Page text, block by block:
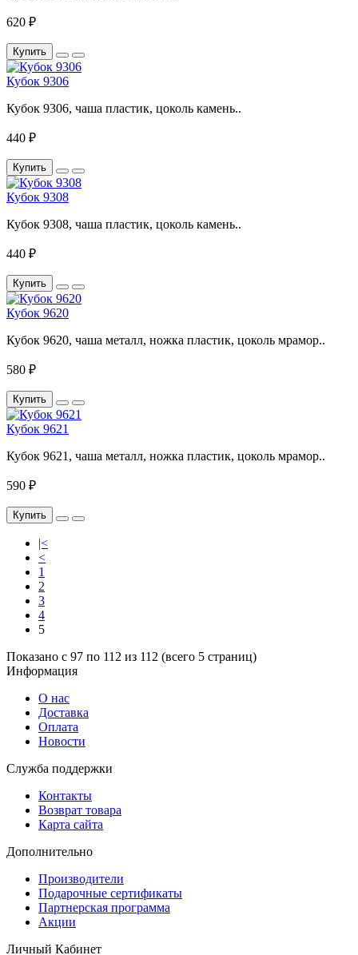
620 ₽
Купить
Кубок 9306
Кубок 9306, чаша пластик, цоколь камень..
440 ₽
Купить
Кубок 9308
Кубок 9308, чаша пластик, цоколь камень..
440 ₽
Купить
Кубок 9620
Кубок 9620, чаша металл, ножка пластик, цоколь мрамор..
580 ₽
Купить
Кубок 9621
Кубок 9621, чаша металл, ножка пластик, цоколь мрамор..
590 ₽
Купить
|<
<
1
2
3
4
5
Показано с 97 по 112 из 112 (всего 5 страниц)
Информация
О нас
Доставка
Оплата
Новости
Служба поддержки
Контакты
Возврат товара
Карта сайта
Дополнительно
Производители
Подарочные сертификаты
Партнерская программа
Акции
Личный Кабинет